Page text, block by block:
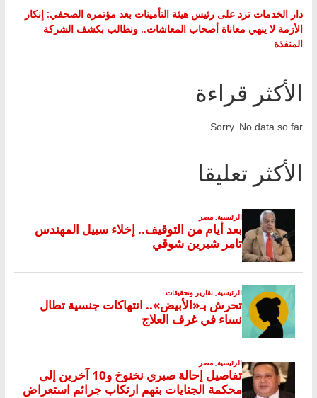
دار الخدمات ترد على رئيس هيئة التأمينات بعد مؤتمره الصحفي: إنكار
الأزمة لا ينهي معاناة أصحاب المعاشات.. ونطالب بكشف الشركة
المنفذة
الأكثر قراءة
Sorry. No data so far.
الأكثر تعليقا